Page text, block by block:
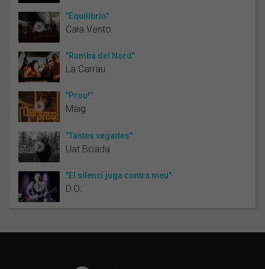
"Equilibrio"
Cala Vento
"Rumba del Nord"
La Carrau
"Prou!"
Maig
"Tantes vegades"
Uat Boada
"El silenci juga contra meu"
D.O.